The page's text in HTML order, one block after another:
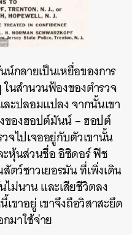
ลายเป็นเหยื่อของการ
นสำนวนฟ้องของตำรวจ
ะปลอมแปลง จากนั้นเขา
งของฮอปต์มันน์ – ฮอปต์
จไปเจออยู่กับตัวเขานั้น
ะหุ้นส่วนชื่อ อิซิดอร์ ฟิช
ตว์ชาวเยอรมัน ที่เพิ่งเดิน
ม่นาน และเสียชีวิตลง
ขาอยู่ เขาจึงถือวิสาสะยึด
มาใช้จ่าย